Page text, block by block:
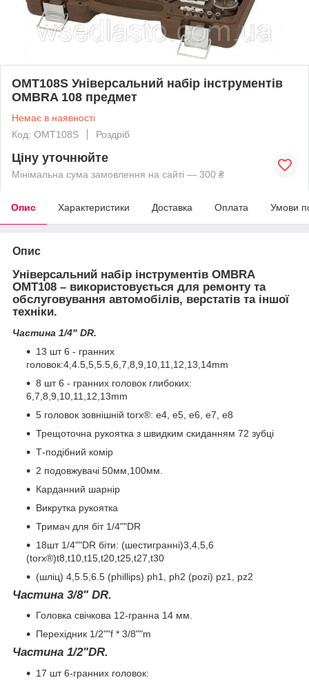
OMT108S Універсальний набір інструментів
OMBRA 108 предмет
Немає в наявності
Код: OMT108S
Роздріб
Ціну уточнюйте
Мінімальна сума замовлення на сайті — 300 ₴
Опис Характеристики Доставка Оплата Умови
Опис
Універсальний набір інструментів OMBRA
OMT108 – використовується для ремонту та
обслуговування автомобілів, верстатів та іншої
техніки.
Частина 1/4" DR.
13 шт 6 - гранних
головок:4,4.5,5,5.5,6,7,8,9,10,11,12,13,14mm
8 шт 6 - гранних головок глибоких:
6,7,8,9,10,11,12,13mm
5 головок зовнішній torx®: е4, е5, е6, е7, е8
Трещоточна рукоятка з швидким скиданням 72 зубці
Т-подібний комір
2 подовжувачі 50мм,100мм.
Карданний шарнір
Викрутка рукоятка
Тримач для біт 1/4""DR
18шт 1/4""DR біти: (шестигранні)3,4,5,6
(torx®)t8,t10,t15,t20,t25,t27,t30
(шліц) 4,5.5,6.5 (phillips) ph1, ph2 (pozi) pz1, pz2
Частина 3/8" DR.
Головка свічкова 12-гранна 14 мм.
Перехідник 1/2""f * 3/8""m
Частина 1/2"DR.
17 шт 6-гранних головок: